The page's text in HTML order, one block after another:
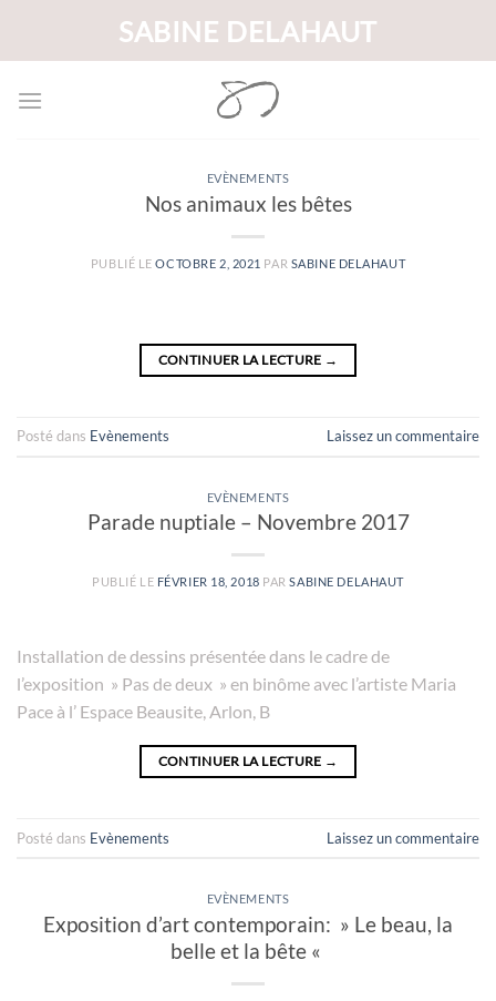
contenu
SABINE DELAHAUT
EVÈNEMENTS
Nos animaux les bêtes
PUBLIÉ LEOCTOBRE 2, 2021 PAR SABINE DELAHAUT
CONTINUER LA LECTURE →
Posté dans Evènements Laissez un commentaire
EVÈNEMENTS
Parade nuptiale – Novembre 2017
PUBLIÉ LE FÉVRIER 18, 2018 PARSABINE DELAHAUT
Installation de dessins présentée dans le cadre de
l’exposition » Pas de deux » en binôme avec l’artiste Maria
Pace à l’ Espace Beausite, Arlon, B
CONTINUER LA LECTURE →
Posté dans Evènements Laissez un commentaire
EVÈNEMENTS
Exposition d’art contemporain: » Le beau, la
belle et la bête «